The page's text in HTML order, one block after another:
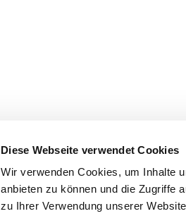
Diese Webseite verwendet Cookies
Wir verwenden Cookies, um Inhalte
anbieten zu können und die Zugriffe
zu Ihrer Verwendung unserer